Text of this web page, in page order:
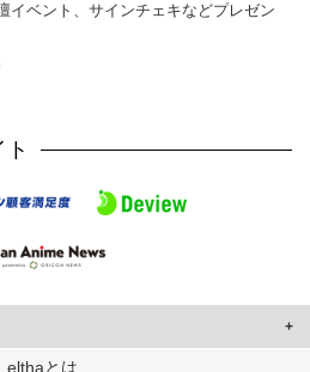
イベント、サインチェキなどプレゼン
、ユーザーに合わせたコンテンツや広告の
elthaとは